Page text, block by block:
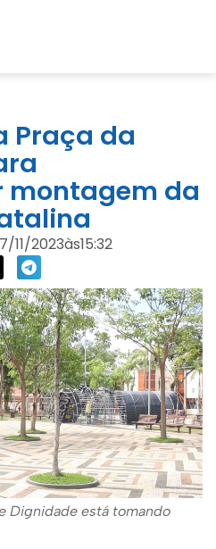
Praça da
da
11/2023às15:32
Dignidade está tomando